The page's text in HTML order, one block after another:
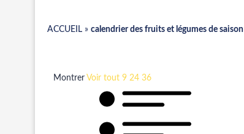
ACCUEIL » calendrier des fruits et légumes de saison
Montrer Voir tout 9 24 36